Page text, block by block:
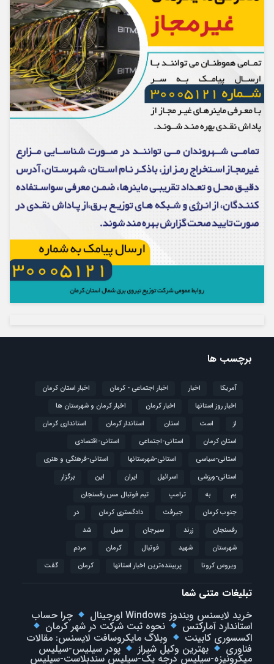
برچسب ها
آمریکا اخبار اخبار اجتماعی - کرمان
اخبار استان کرمان
اخبار روز استانها
اخبار کرمان
اخبار کرمان و شهرستان ها
از
است استان استاندار کرمان
استانداری کرمان
استان کرمان
استانی-اجتماعی
استانی-اقتصادی
استانی-سیاسی
استانی-شهرستانها
استانی-فرهنگی و هنری
استانی-ورزشی
اسرائیل ایران این
برگزار
بم
به ترامپ
تیم فوتبال مس رفسنجان
جنوب کرمان
جیرفت دادگستری کرمان
در
رفسنجان
زرند سیرجان سیل
شد
شهرستان
شهید فوتبال كرمان
مردم
ویروس کرونا
پربیننده‌ترین اخبار استانها کرمان گفت
تبلیغات متنی شما
خرید لایسنس ویندوز Windows اورجینال
چرا حساب
استاندارد آمارکتس نحوه ثبت شرکت در شهر کرمان
اکسسوری کابینت وبلاگ مایکروسافت لایسنس: مقالات
فناوری بهترین وکیل شیراز پودر سیلیس-سیلیس
میکرونیزه-سیلیس درجه یک-سیلیس سندبلاست-سیلیس